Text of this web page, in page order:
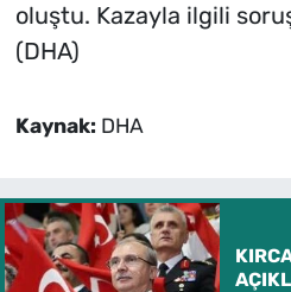
oluştu. Kazayla ilgili
(DHA)
Kaynak: DHA